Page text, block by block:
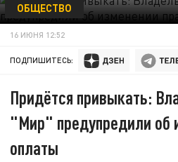
ОБЩЕСТВО
16 ИЮНЯ 12:52
ПОДПИШИТЕСЬ:
Придётся привыкать:
"Мир" предупредили об
оплаты